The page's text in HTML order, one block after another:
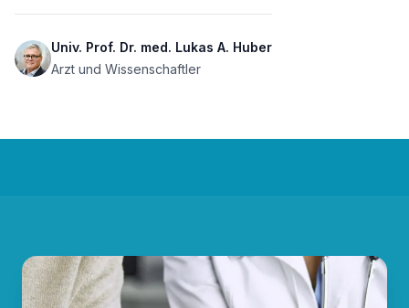
Univ. Prof. Dr. med. Lukas A. Huber
Arzt und Wissenschaftler